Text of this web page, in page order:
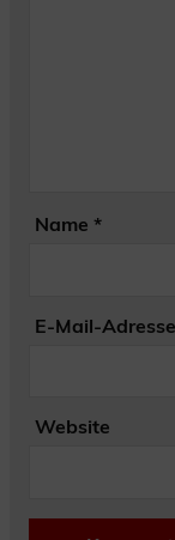
Name *
E-Mail-Adresse
Website